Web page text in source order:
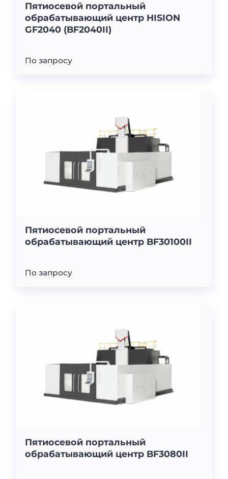
Пятиосевой портальный
обрабатывающий центр HISION
GF2040 (BF2040II)
По запросу
Пятиосевой портальный
обрабатывающий центр BF30100II
По запросу
Пятиосевой портальный
обрабатывающий центр BF3080II